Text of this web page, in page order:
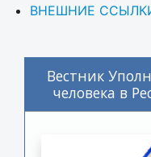
ВНЕШНИЕ
Вестник
человека в